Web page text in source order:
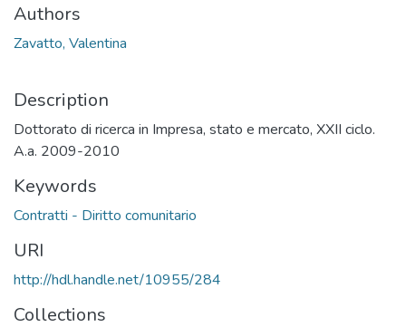
Authors
Zavatto, Valentina
Description
Dottorato di ricerca in Impresa, stato e mercato, XXII ciclo.
A.a. 2009-2010
Keywords
Contratti - Diritto comunitario
URI
http://hdl.handle.net/10955/284
Collections